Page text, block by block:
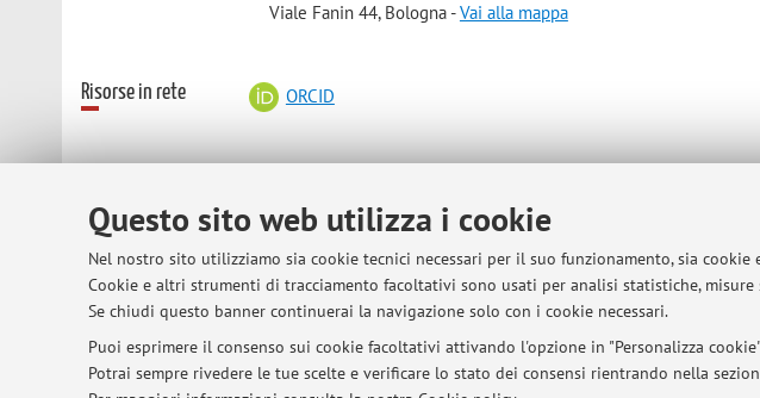
Questo sito web utilizza i cookie
Nel nostro sito utilizziamo sia cookie tecnici necessari per il suo funzionamento, sia
Cookie e altri strumenti di tracciamento facoltativi sono usati per analisi statistiche,
Se chiudi questo banner continuerai la navigazione solo con i cookie necessari.
Puoi esprimere il consenso sui cookie facoltativi attivando l'opzione in "Personalizza
Potrai sempre rivedere le tue scelte e verificare lo stato dei consensi rientrando nella
Viale Fanin 44, Bologna -Vai alla mappa
Risorse in rete ORCID
guido.baldoni@unibo.it
© 2026 - ALMA MATER STUDIORUM - Università di Bologna - Via Zamboni,